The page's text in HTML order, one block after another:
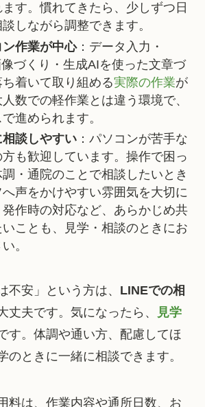
す。慣れてきたら、少しずつ日
しながら調整できます。
作業が中心：データ入力・
づくり・生成AIを使った文章づ
着いて取り組める実際の作業が
数での軽作業とは違う環境で、
進められます。
談しやすい：パソコンが苦手な
も歓迎しています。操作で困っ
・通院のことで相談したいとき
声をかけやすい雰囲気を大切に
発作時の対応など、あらかじめ共
ことも、見学・相談のときにお
。
不安」という方は、 LINEでの相
丈夫です。気になったら、
見学
す。体調や通い方、配慮してほ
のときに一緒に相談できます。
料は、作業内容や通所日数、お